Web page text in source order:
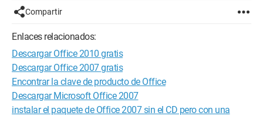
Compartir
Enlaces relacionados:
Descargar Office 2010 gratis
Descargar Office 2007 gratis
Encontrar la clave de producto de Office
Descargar Microsoft Office 2007
instalar el paquete de Office 2007 sin el CD pero con una